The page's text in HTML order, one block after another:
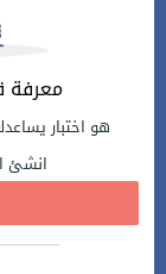
معرفة
هو اختبار
انشئ